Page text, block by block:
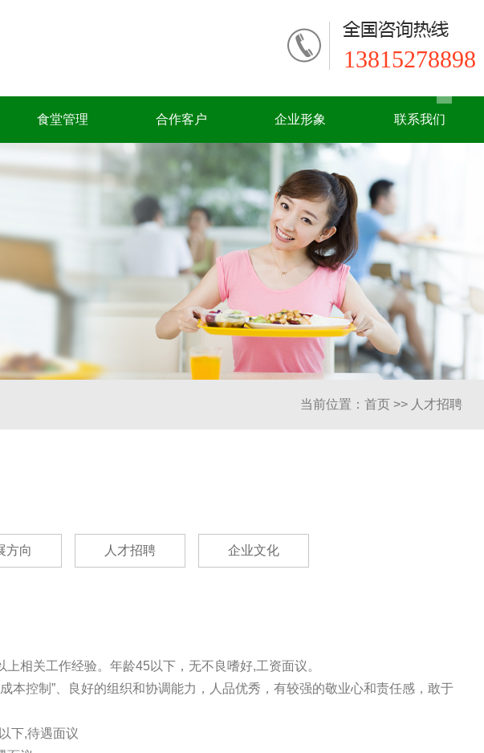
13815278898
食堂管理 合作客户 企业形象 联系我们
当前位置：首页 >> 人才招聘
方向 人才招聘 企业文化
相关工作经验。年龄45以下，无不良嗜好,工资面议。
本控制”、良好的组织和协调能力，人品优秀，有较强的敬业心和责任感，敢于
下,待遇面议